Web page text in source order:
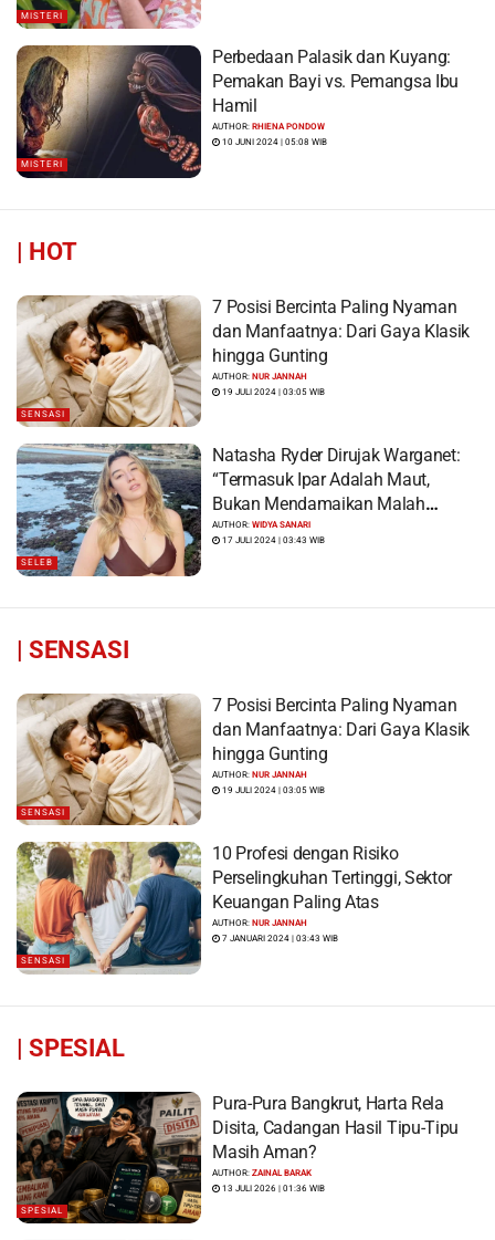
MISTERI
MISTERI
Perbedaan Palasik dan Kuyang:
Pemakan Bayi vs. Pemangsa Ibu
Hamil
AUTHOR:RHIENA PONDOW
10 JUNI 2024 | 05:08 WIB
| HOT
SENSASI
7 Posisi Bercinta Paling Nyaman
dan Manfaatnya: Dari Gaya Klasik
hingga Gunting
AUTHOR:NUR JANNAH
19 JULI 2024 | 03:05 WIB
SELEB
Natasha Ryder Dirujak Warganet:
“Termasuk Ipar Adalah Maut,
Bukan Mendamaikan Malah
Menyiram Bensin”
AUTHOR:WIDYA SANARI
17 JULI 2024 | 03:43 WIB
| SENSASI
SENSASI
7 Posisi Bercinta Paling Nyaman
dan Manfaatnya: Dari Gaya Klasik
hingga Gunting
AUTHOR:NUR JANNAH
19 JULI 2024 | 03:05 WIB
SENSASI
10 Profesi dengan Risiko
Perselingkuhan Tertinggi, Sektor
Keuangan Paling Atas
AUTHOR:NUR JANNAH
7 JANUARI 2024 | 03:43 WIB
| SPESIAL
SPESIAL
Pura-Pura Bangkrut, Harta Rela
Disita, Cadangan Hasil Tipu-Tipu
Masih Aman?
AUTHOR:ZAINAL BARAK
13 JULI 2026 | 01:36 WIB